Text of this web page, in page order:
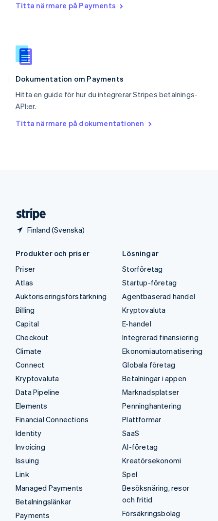
Titta närmare på Payments
Dokumentation om Payments
Hitta en guide för hur du integrerar Stripes betalnings-
API:er.
Titta närmare på dokumentationen
Finland (Svenska)
English
Español
Storbritannien
Sverige
Thailand
ไทย
English
Produkter och priser
Priser
Atlas
Auktoriseringsförstärkning
Billing
Capital
Checkout
Climate
Connect
Kryptovaluta
Data Pipeline
Elements
Financial Connections
Identity
Invoicing
Issuing
Link
Managed Payments
Betalningslänkar
Payments
Lösningar
Storföretag
Startup-företag
Agentbaserad handel
Kryptovaluta
E-handel
Integrerad finansiering
Ekonomiautomatisering
Globala företag
Betalningar i appen
Marknadsplatser
Penninghantering
Plattformar
SaaS
AI-företag
Kreatörsekonomi
Spel
Besöksnäring, resor
och fritid
Försäkringsbolag